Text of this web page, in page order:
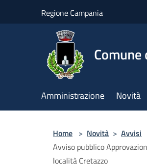
Regione Campania
Amministrazione Novità
Home > Novità > Avvisi
Avviso pubblico
località Cretazzo